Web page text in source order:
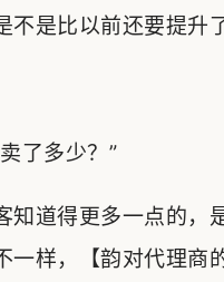
不是比以前还要提升
了多少？”
知道得更多一点的
一样，【韵对代理商